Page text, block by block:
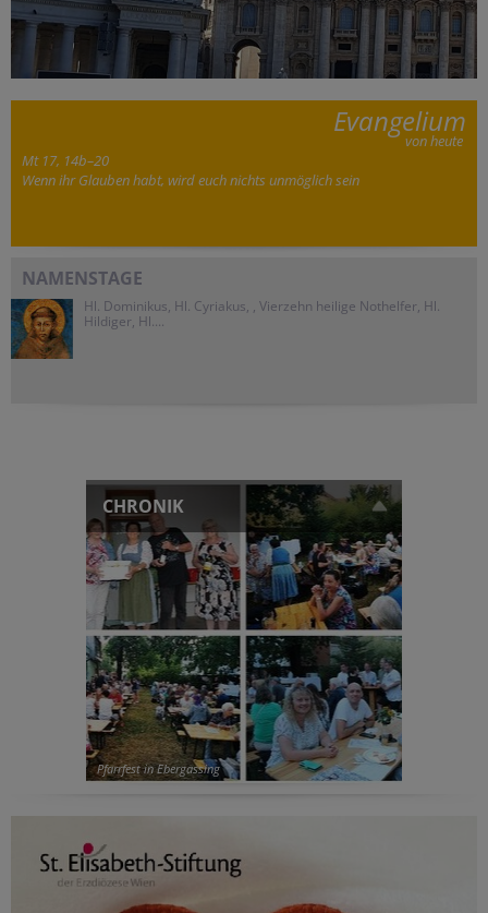
Evangelium
von heute
Mt 17, 14b–20
Wenn ihr Glauben habt, wird euch nichts unmöglich sein
NAMENSTAGE
Hl. Dominikus, Hl. Cyriakus, , Vierzehn heilige Nothelfer, Hl.
Hildiger, Hl....
CHRONIK
Pfarrfest in Ebergassing